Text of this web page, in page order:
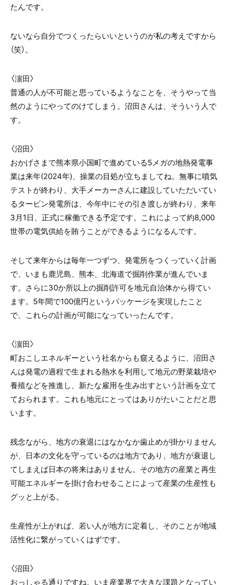
たんです。
ないなら自分でつくったらいいというのが私の考えですから
（笑）。
〈濵田〉
普通の人が不可能と思っているようなことを、そうやって当
然のようにやってのけてしまう。沼田さんは、そういう人で
す。
〈沼田〉
おかげさまで熊本県小国町で進めている5メガの地熱発電事
業は来年(2024年)、操業の目処が立ちましてね。無事に噴気
テストが終わり、大手メーカーさんに建設していただいてい
るタービン発電所は、今年中にその引き渡しが終わり、来年
3月1日、正式に稼働できる予定です。これによって約8,000
世帯の電気供給を賄うことができるようになるんです。
そして来年からは毎年一つずつ、発電所をつくっていく計画
で、いまも鹿児島、熊本、北海道で掘削作業が進んでいま
す。さらに30か所以上の掘削許可を地元自治体から得てい
ます。5年間で100億円というパッケージを実現したこと
で、これらの計画が可能になっていったんです。
〈濵田〉
町おこしエネルギーという社名からも窺えるように、沼田さ
んは発電の過程で生まれる熱水を利用して地元の野菜栽培や
養殖などを推進し、新たな雇用を生み出すという計画を立て
ておられます。これも地元にとってはありがたいことだと思
います。
残念ながら、地方の衰退にはなかなか歯止めが掛かりません
が、日本の文化を守っているのは地方であり、地方が衰退し
てしまえば日本の将来はありません。その地方の産業と再生
可能エネルギーを掛け合わせることによって産業の生産性も
グッと上がる。
生産性が上がれば、若い人が地方に定着し、そのことが地域
活性化に繋がっていくはずです。
〈沼田〉
おっしゃる通りですね。いま産業界で大きな課題となってい